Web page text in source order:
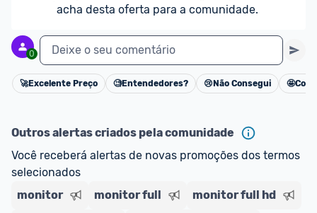
cartão de crédito no MagaluPay;
acha desta oferta para a comunidade.
0 Deixe o seu comentário
Cancelar
🚀Excelente Preço 🧐Entendedores? 😢 Não Consegui 🤩
Outros alertas criados pela comunidade
Você receberá alertas de novas promoções dos termos
selecionados
monitor
monitor full monitor full hd